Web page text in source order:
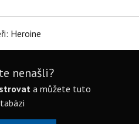
Heroine
nenašli?
a můžete tuto